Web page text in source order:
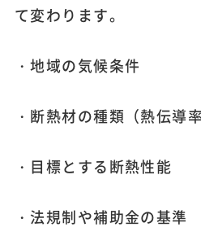
て変わります。
・地域の気候条件
・断熱材の種類（熱伝導率
・目標とする断熱性能
・法規制や補助金の基準